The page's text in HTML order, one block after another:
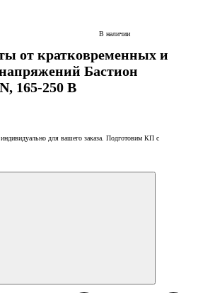
В наличии
от кратковременных и
Бастион
165-250 В
индивидуально для вашего заказа. Подготовим КП с